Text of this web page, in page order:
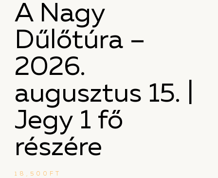
A Nagy
Dűlőtúra –
2026.
augusztus 15. |
Jegy 1 fő
részére
18,500 FT